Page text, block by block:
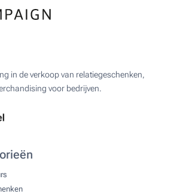
in de verkoop van relatiegeschenken,
voor bedrijven.